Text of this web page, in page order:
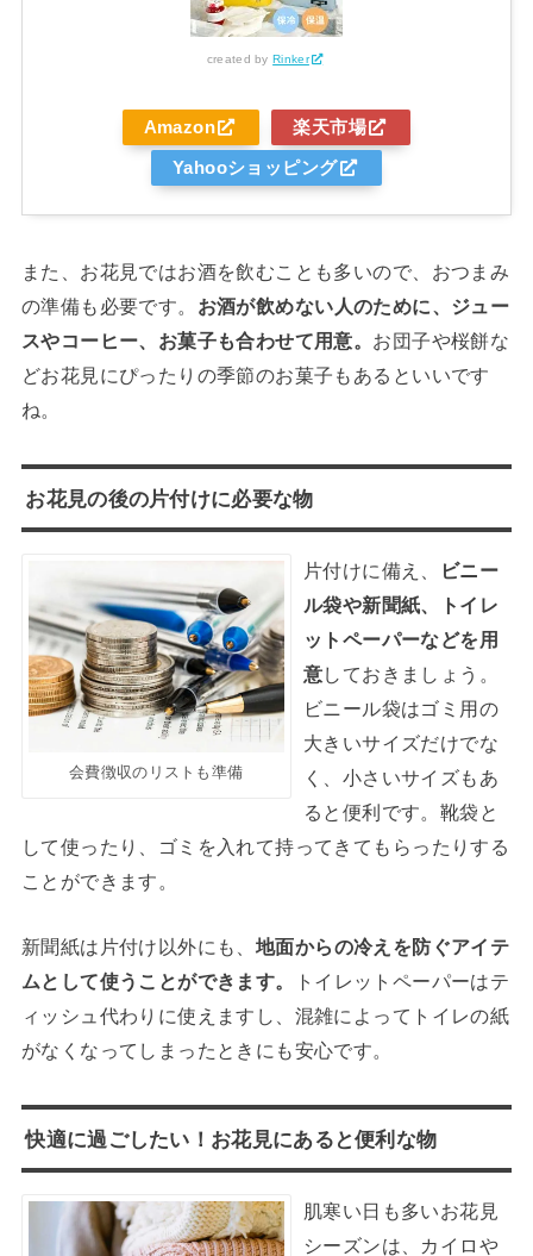
created byRinker
Amazon 楽天市場
Yahooショッピング
また、お花見ではお酒を飲むことも多いので、おつまみ
の準備も必要です。 お酒が飲めない人のために、ジュー
スやコーヒー、お菓子も合わせて用意。 お団子や桜餅な
どお花見にぴったりの季節のお菓子もあるといいです
ね。
お花見の後の片付けに必要な物
会費徴収のリストも準備
片付けに備え、
ビニー
ル袋や新聞紙、トイレ
ットペーパーなどを用
意しておきましょう。
ビニール袋はゴミ用の
大きいサイズだけでな
く、小さいサイズもあ
ると便利です。靴袋と
して使ったり、ゴミを入れて持ってきてもらったりする
ことができます。
新聞紙は片付け以外にも、 地面からの冷えを防ぐアイテ
ムとして使うことができます。
トイレットペーパーはテ
ィッシュ代わりに使えますし、混雑によってトイレの紙
がなくなってしまったときにも安心です。
快適に過ごしたい！お花見にあると便利な物
肌寒い日も多いお花見
シーズンは、カイロや